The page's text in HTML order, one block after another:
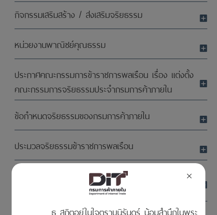
กิจกรรมเสริมสร้าง / ส่งเสริมจริยธรรม
หน่วยงานพาณิชย์คุณธรรม
ประกาศคณะกรรมการข้าราชการพลเรือน เรื่อง แต่งตั้ง
คณะกรรมการจริยธรรมประจำกรมการค้าภายใน
ข้อกำหนดจริยธรรมของกรมการค้าภายใน
ประมวลจริยธรรมข้าราชการพลเรือน
มาตรการส่งเสริมคุณธรรมและความโปร่งใสภายในหน่วย
×